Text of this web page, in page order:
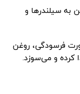
به سیلندرها و
فرسودگی، روغن
کرده و می‌سوزد.